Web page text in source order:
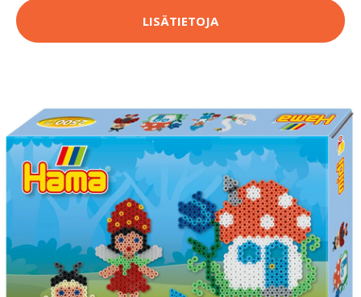
LISÄTIETOJA